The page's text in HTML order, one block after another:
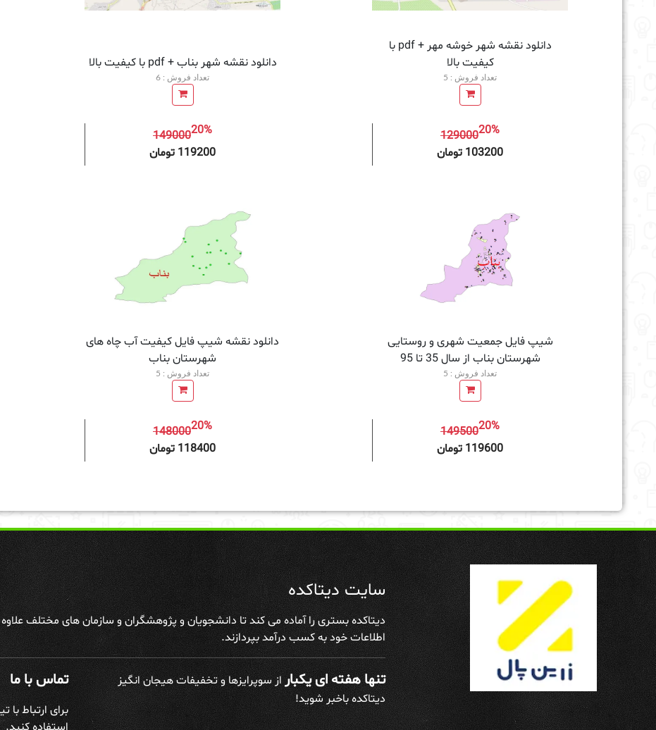
دانلود نقشه شهر خوشه مهر + pdf با
کیفیت بالا
تعداد فروش : 5
12900020%
103200 تومان
دانلود نقشه شهر بناب + pdf با کیفیت بالا
تعداد فروش : 6
14900020%
119200 تومان
شیپ فایل جمعیت شهری و روستایی
شهرستان بناب از سال 35 تا 95
تعداد فروش : 5
14950020%
119600 تومان
دانلود نقشه شیپ فایل کیفیت آب چاه های
شهرستان بناب
تعداد فروش : 5
14800020%
118400 تومان
سایت دیتاکده
دیتاکده بستری را آماده می کند تا دانشجویان و پژوهشگران و سازمان های مختلف علاوه
اطلاعات خود به کسب درآمد بپردازند.
تنها هفته ای یکباراز سوپرایزها و تخفیفات هیجان انگیز
دیتاکده باخبر شوید!
تماس با ما
برای ارتباط با